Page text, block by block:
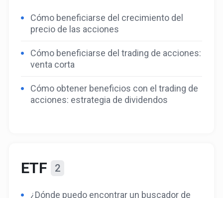
Cómo beneficiarse del crecimiento del
precio de las acciones
Cómo beneficiarse del trading de acciones:
venta corta
Cómo obtener beneficios con el trading de
acciones: estrategia de dividendos
ETF 2
¿Dónde puedo encontrar un buscador de